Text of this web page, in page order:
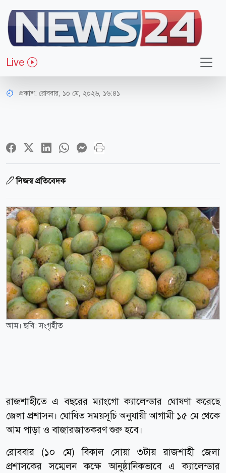
Live
সারাদেশ
রাজশাহীর আম বাজারে আসার সময়সূচি
ঘোষণা
প্রকাশ: রোববার, ১০ মে, ২০২৬, ১৬:৪১
নিজস্ব প্রতিবেদক
আম। ছবি: সংগৃহীত
রাজশাহীতে এ বছরের ম্যাংগো ক্যালেন্ডার ঘোষণা করেছে
জেলা প্রশাসন। ঘোষিত সময়সূচি অনুযায়ী আগামী ১৫ মে থেকে
আম পাড়া ও বাজারজাতকরণ শুরু হবে।
রোববার (১০ মে) বিকাল সোয়া ৩টায় রাজশাহী জেলা
প্রশাসকের সম্মেলন কক্ষে আনুষ্ঠানিকভাবে এ ক্যালেন্ডার